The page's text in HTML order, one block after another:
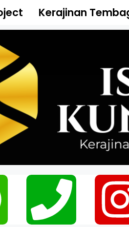
Kerajinan